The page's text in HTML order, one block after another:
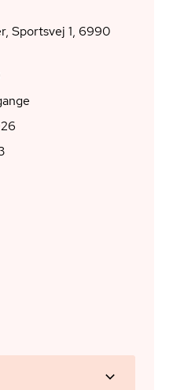
Sportsvej 1, 6990